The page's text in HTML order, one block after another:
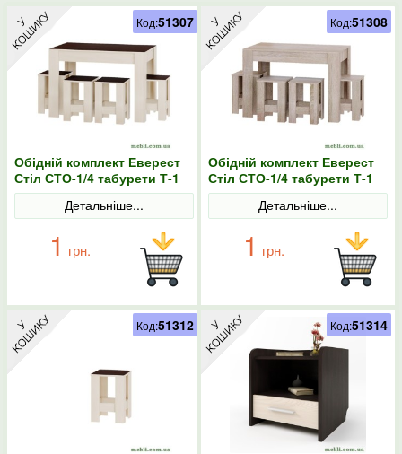
Обідній комплект Еверест
Стіл СТО-1/4 табурети Т-1
Венге темний/Дуб
молочнийДетальніше...
1 грн.
Код:51307
Обідній комплект Еверест
Стіл СТО-1/4 табурети Т-1
Дуб сонома
Детальніше...
1 грн.
Код:51308
Код:51312 Код:51314